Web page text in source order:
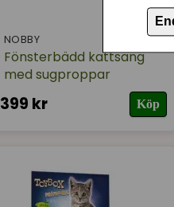
NOBBY
Fönsterbädd kattsäng
med sugproppar
399 kr Köp